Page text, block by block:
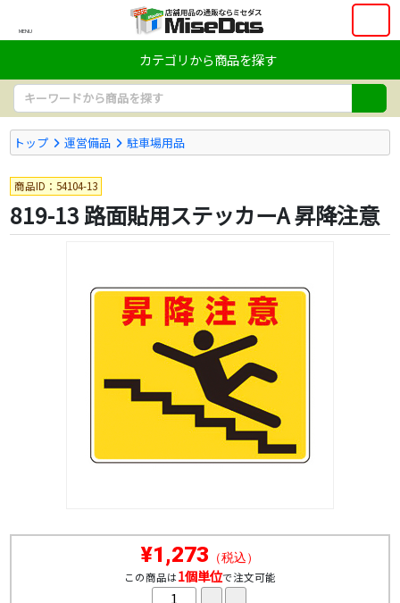
MENU
カテゴリから商品を探す
トップ 運営備品 駐車場用品
商品ID：54104-13
819-13 路面貼用ステッカーA 昇降注意
¥1,273 （税込）
この商品は1個単位で注文可能